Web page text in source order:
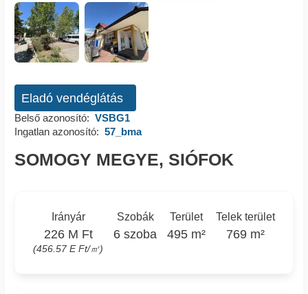
Eladó vendéglátás
Belső azonosító: VSBG1
Ingatlan azonosító: 57_bma
SOMOGY MEGYE, SIÓFOK
Irányár
226 M Ft
(456.57 E Ft/㎡)
Szobák
6 szoba
Terület
495 m²
Telek terület
769 m²